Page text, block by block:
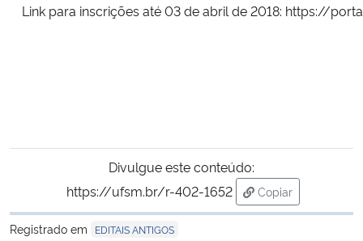
Link para inscrições até 03 de abril de 2018: https://
Divulgue este conteúdo:
https://ufsm.br/r-402-1652
Copiar
para área de
Registrado em
EDITAIS ANTIGOS